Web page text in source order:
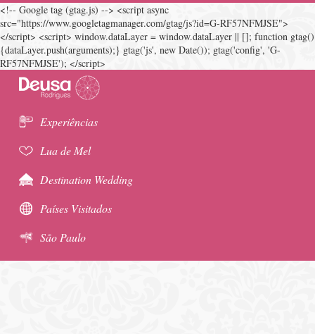
<!-- Google tag (gtag.js) --> <script async
src="https://www.googletagmanager.com/gtag/js?id=G-RF57NFMJSE">
</script> <script> window.dataLayer = window.dataLayer || []; function gtag()
{dataLayer.push(arguments);} gtag('js', new Date()); gtag('config', 'G-
RF57NFMJSE'); </script>
Experiências
Lua de Mel
Destination Wedding
Países Visitados
São Paulo